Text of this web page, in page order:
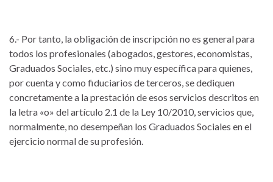
6.- Por tanto, la obligación de inscripción no es general para
todos los profesionales (abogados, gestores, economistas,
Graduados Sociales, etc.) sino muy específica para quienes,
por cuenta y como fiduciarios de terceros, se dediquen
concretamente a la prestación de esos servicios descritos en
la letra «o» del artículo 2.1 de la Ley 10/2010, servicios que,
normalmente, no desempeñan los Graduados Sociales en el
ejercicio normal de su profesión.